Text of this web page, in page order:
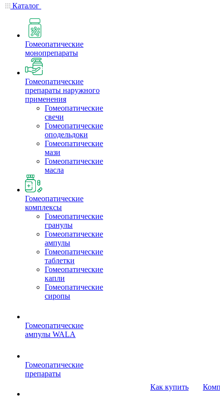
Каталог
Гомеопатические
монопрепараты
Гомеопатические
препараты наружного
применения
Гомеопатические
свечи
Гомеопатические
оподельдоки
Гомеопатические
мази
Гомеопатические
масла
Гомеопатические
комплексы
Гомеопатические
гранулы
Гомеопатические
ампулы
Гомеопатические
таблетки
Гомеопатические
капли
Гомеопатические
сиропы
Гомеопатические
ампулы WALA
Гомеопатические
препараты
Как купить